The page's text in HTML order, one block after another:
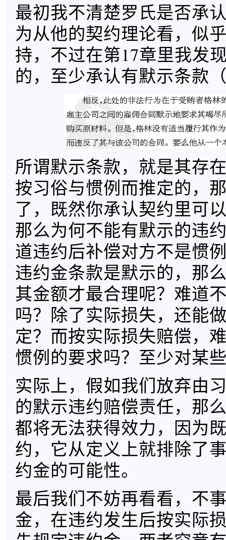
最初我不清楚罗氏是否承
为从他的契约理论看，似
持，不过在第17章里我发
的，至少承认有默示条款
所谓默示条款，就是其存
按习俗与惯例而推定的，
了，既然你承认契约里可
那么为何不能有默示的违
道违约后补偿对方不是惯
违约金条款是默示的，那
其金额才最合理呢？难道
吗？除了实际损失，还能
定？而按实际损失赔偿，
惯例的要求吗？至少对某
实际上，假如我们放弃由
的默示违约赔偿责任，那
都将无法获得效力，因为
约，它从定义上就排除了
约金的可能性。
最后我们不妨再看看，不
金，在违约发生后按实际